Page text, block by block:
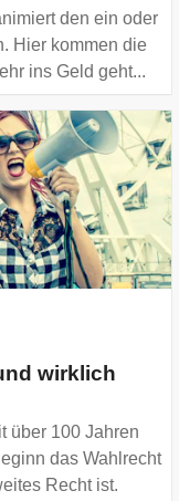
den ein oder
Hier kommen die
ins Geld geht...
wirklich
über 100 Jahren
das Wahlrecht
Recht ist.